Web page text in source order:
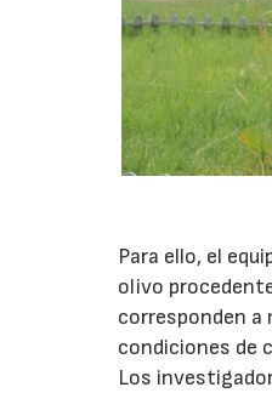
Para ello, el
olivo
corresponden
condiciones de
Los